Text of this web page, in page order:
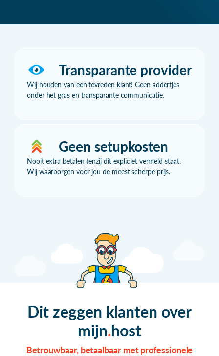
Transparante provider
Wij houden van een tevreden klant! Geen addertjes
onder het gras en transparante communicatie.
Geen setupkosten
Nooit extra betalen tenzij dit expliciet vermeld staat.
Wij waarborgen voor jou de meest scherpe prijs.
Dit zeggen klanten over
mijn host
Betrouwbaar, betaalbaar met professionele